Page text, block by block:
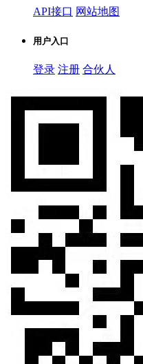
API接口 网站地图
用户入口
登录 注册 合伙人